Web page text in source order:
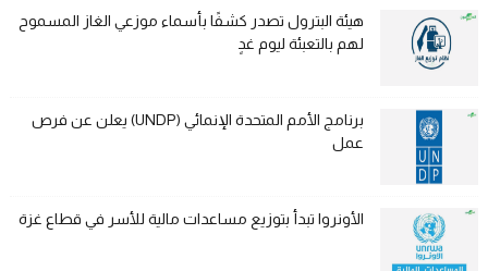
هيئة البترول تصدر كشفًا بأسماء موزعي الغاز المسموح
لهم بالتعبئة ليوم غدٍ
برنامج الأمم المتحدة الإنمائي (UNDP) يعلن عن فرص
عمل
الأونروا تبدأ بتوزيع مساعدات مالية للأسر في قطاع غزة